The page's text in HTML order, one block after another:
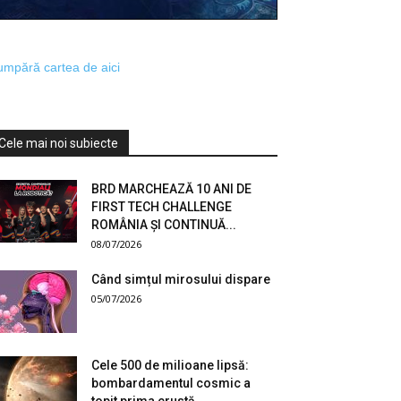
cartea de aici
mai noi subiecte
BRD MARCHEAZĂ 10 ANI DE
FIRST TECH CHALLENGE
ROMÂNIA ȘI CONTINUĂ...
08/07/2026
Când simțul mirosului dispare
05/07/2026
Cele 500 de milioane lipsă:
bombardamentul cosmic a